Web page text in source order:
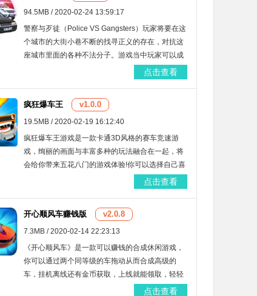
94.5MB / 2020-02-24 13:59:17
警察与歹徒（Police VS Gangsters）玩家将要在这
个城市的大街小巷不断的找寻正义的存在，对抗这
座城市里面的各种不法分子。游戏当中玩家可以成
为一个英雄，保护这座城市的和平，成为警察吧。
点击查看
疯狂爆车王 v1.0.0
19.5MB / 2020-02-19 16:12:40
疯狂爆车王游戏是一款卡通3D风格的赛车竞速游
戏，绚丽的画面与丰富多种的玩法融合在一起，将
会给你带来五花八门的游戏体验!你可以选择自己喜
欢的赛车，并且搭配各式各样的漆面，制定属于你
的爱车哦!多种地图以及模式等你来挑战!
点击查看
开心顺风车赚钱版 v2.0.8
7.3MB / 2020-02-14 22:23:13
《开心顺风车》是一款可以赚钱的合成休闲游戏，
你可以通过两个同等级的车拖动从而合成高级的
车，挂机离线还有金币获取，上线就能领取，轻轻
松松就可以得到大量的金币，玩的越多，赚取的红
点击查看